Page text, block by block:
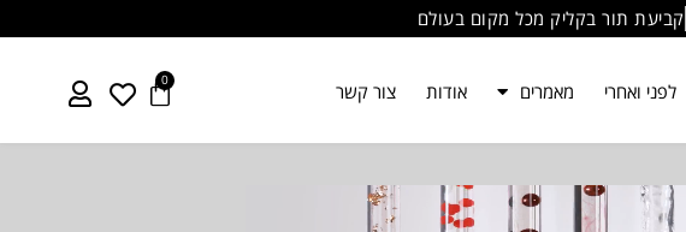
קביעת תור בקליק מכל מקום בעולם
לפני ואחרי מאמרים אודות צור קשר 0
עגלת
קניות